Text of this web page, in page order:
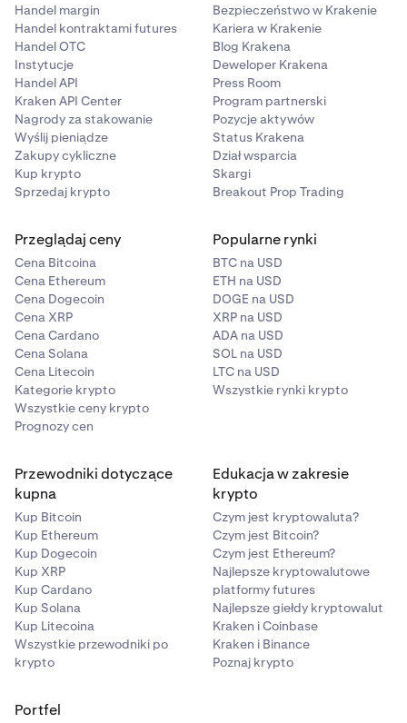
Handel margin
Handel kontraktami futures
Handel OTC
Instytucje
Handel API
Kraken API Center
Nagrody za stakowanie
Wyślij pieniądze
Zakupy cykliczne
Kup krypto
Sprzedaj krypto
Bezpieczeństwo w Krakenie
Kariera w Krakenie
Blog Krakena
Deweloper Krakena
Press Room
Program partnerski
Pozycje aktywów
Status Krakena
Dział wsparcia
Skargi
Breakout Prop Trading
Przeglądaj ceny
Cena Bitcoina
Cena Ethereum
Cena Dogecoin
Cena XRP
Cena Cardano
Cena Solana
Cena Litecoin
Kategorie krypto
Wszystkie ceny krypto
Prognozy cen
Popularne rynki
BTC na USD
ETH na USD
DOGE na USD
XRP na USD
ADA na USD
SOL na USD
LTC na USD
Wszystkie rynki krypto
Przewodniki dotyczące
kupna
Kup Bitcoin
Kup Ethereum
Kup Dogecoin
Kup XRP
Kup Cardano
Kup Solana
Kup Litecoina
Wszystkie przewodniki po
krypto
Edukacja w zakresie
krypto
Czym jest kryptowaluta?
Czym jest Bitcoin?
Czym jest Ethereum?
Najlepsze kryptowalutowe
platformy futures
Najlepsze giełdy kryptowalut
Kraken i Coinbase
Kraken i Binance
Poznaj krypto
Portfel